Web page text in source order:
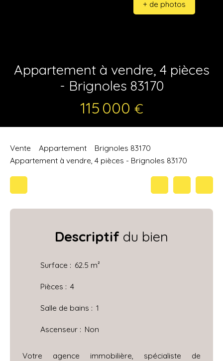
+ de photos
Appartement à vendre, 4 pièces
- Brignoles 83170
115 000 €
Vente Appartement
Brignoles 83170
Appartement à vendre, 4 pièces - Brignoles 83170
Descriptif du bien
Surface : 62.5 m²
Pièces : 4
Salle de bains : 1
Ascenseur : Non
Votre agence immobilière, spécialiste de